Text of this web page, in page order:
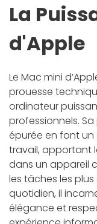
La
d'Apple
Le Mac mini
prouesse
ordinateur
professionnels.
épurée en font
travail, apportant
dans un appareil
les tâches les
quotidien, il
élégance et